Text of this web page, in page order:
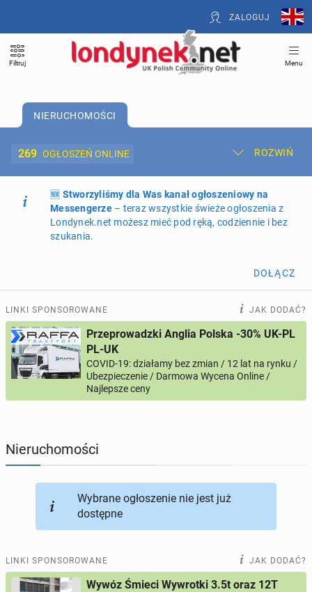
ZALOGUJ
Filtruj Menu
NIERUCHOMOŚCI
269 OGŁOSZEŃ ONLINE ROZWIŃ
Dodaj ogłoszenie Moje ogłoszenia
Oferta i cennik ogłoszeń
ogłoszeń online
PROFILE KANDYDATÓW 295 profili online
USŁUGI 165ogłoszeń online
KUPIĘ & SPRZEDAM
🆕 Stworzyliśmy dla Was kanał ogłoszeniowy na
Messengerze– teraz wszystkie świeże ogłoszenia z
Londynek.net możesz mieć pod ręką, codziennie i bez
szukania.
DOŁĄCZ
LINKI SPONSOROWANE JAK DODAĆ?
Przeprowadzki Anglia Polska -30% UK-PL
PL-UK
COVID-19: działamy bez zmian / 12 lat na rynku /
Ubezpieczenie / Darmowa Wycena Online /
Najlepsze ceny
Nieruchomości
Wybrane ogłoszenie nie jest już
dostępne
LINKI SPONSOROWANE JAK DODAĆ?
Wywóz Śmieci Wywrotki 3.5t oraz 12T